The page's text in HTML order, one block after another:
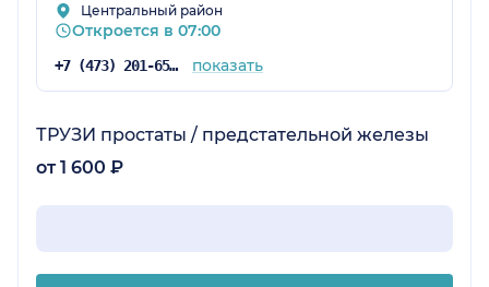
Центральный район
Откроется в 07:00
+7 (473) 201-65-34 показать
ТРУЗИ простаты / предстательной железы
от 1 600 ₽